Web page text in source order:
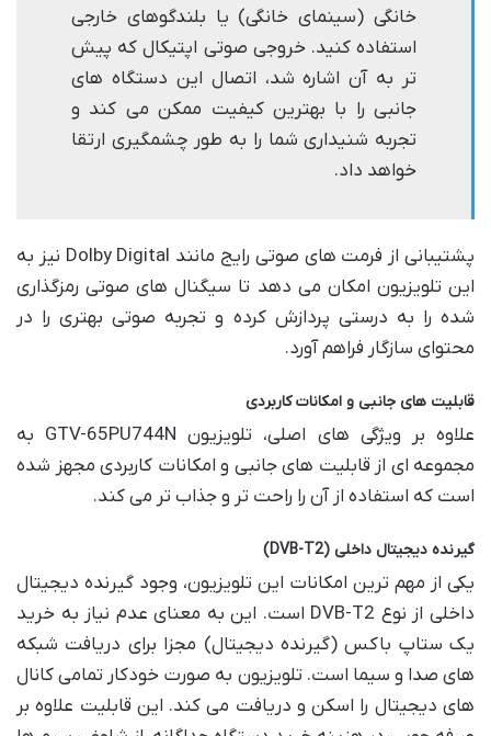
خانگی (سینمای خانگی) یا بلندگوهای خارجی
استفاده کنید. خروجی صوتی اپتیکال که پیش
تر به آن اشاره شد، اتصال این دستگاه های
جانبی را با بهترین کیفیت ممکن می کند و
تجربه شنیداری شما را به طور چشمگیری ارتقا
خواهد داد.
پشتیبانی از فرمت های صوتی رایج مانند Dolby Digital نیز به
این تلویزیون امکان می دهد تا سیگنال های صوتی رمزگذاری
شده را به درستی پردازش کرده و تجربه صوتی بهتری را در
محتوای سازگار فراهم آورد.
قابلیت های جانبی و امکانات کاربردی
علاوه بر ویژگی های اصلی، تلویزیون GTV-65PU744N به
مجموعه ای از قابلیت های جانبی و امکانات کاربردی مجهز شده
است که استفاده از آن را راحت تر و جذاب تر می کند.
گیرنده دیجیتال داخلی (DVB-T2)
یکی از مهم ترین امکانات این تلویزیون، وجود گیرنده دیجیتال
داخلی از نوع DVB-T2 است. این به معنای عدم نیاز به خرید
یک ستاپ باکس (گیرنده دیجیتال) مجزا برای دریافت شبکه
های صدا و سیما است. تلویزیون به صورت خودکار تمامی کانال
های دیجیتال را اسکن و دریافت می کند. این قابلیت علاوه بر